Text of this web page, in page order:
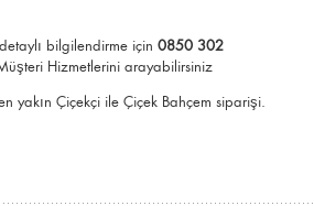
bilgilendirme için 0850 302
Hizmetlerini arayabilirsiniz
yakın Çiçekçi ile Çiçek Bahçem siparişi.